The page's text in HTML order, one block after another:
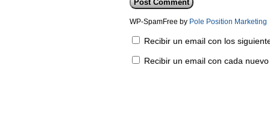
WP-SpamFree by Pole Position Marketing
Recibir un email con los
Recibir un email con cada